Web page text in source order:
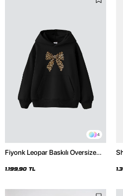
4
Fiyonk Leopar Baskılı Oversize
1.199,90 TL